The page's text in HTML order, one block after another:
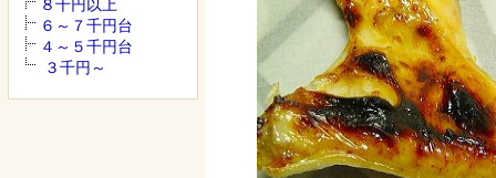
８千円以上
６～７千円台
４～５千円台
３千円～